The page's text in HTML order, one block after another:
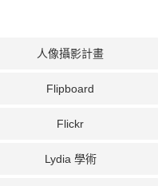
人像攝影計畫
Flipboard
Flickr
Lydia 學術